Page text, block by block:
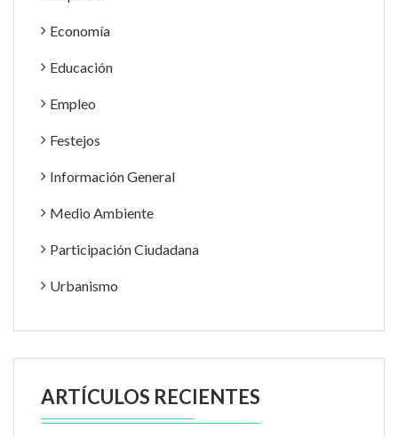
Economía
Educación
Empleo
Festejos
Información General
Medio Ambiente
Participación Ciudadana
Urbanismo
ARTÍCULOS RECIENTES